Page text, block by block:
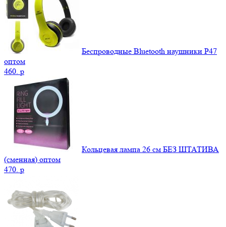
Беспроводные Bluetooth наушники P47
оптом
460. p
Кольцевая лампа 26 см БЕЗ ШТАТИВА
(сменная) оптом
470. p